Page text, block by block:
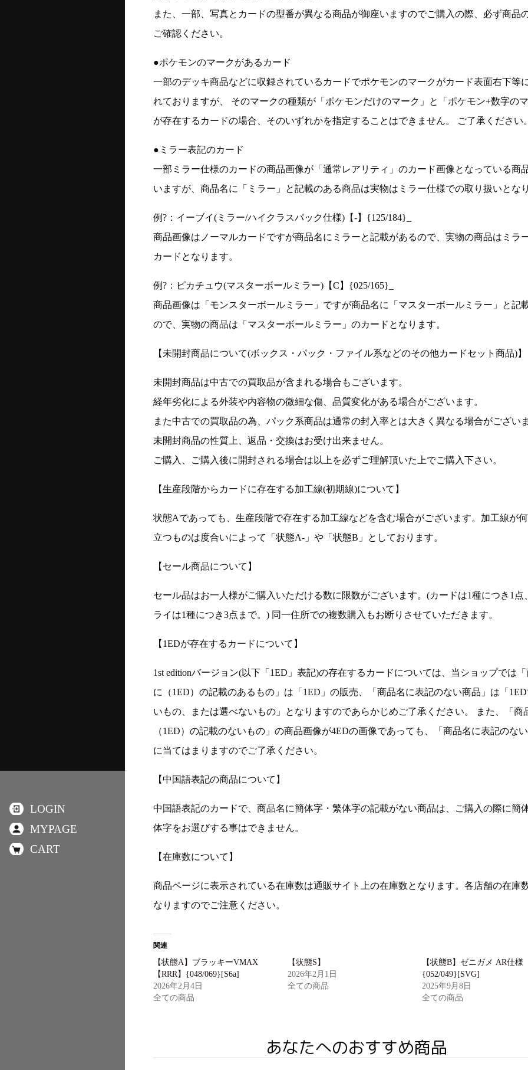
また、一部、写真とカードの型番が異なる商品が御座いますのでご購入の際、必ず商品
ご確認ください。
●ポケモンのマークがあるカード
一部のデッキ商品などに収録されているカードでポケモンのマークがカード表面右下等
れておりますが、 そのマークの種類が「ポケモンだけのマーク」と「ポケモン+数字のマ
が存在するカードの場合、そのいずれかを指定することはできません。 ご了承ください
●ミラー表記のカード
一部ミラー仕様のカードの商品画像が「通常レアリティ」のカード画像となっている商
いますが、商品名に「ミラー」と記載のある商品は実物はミラー仕様での取り扱いとなり
例?：イーブイ(ミラー/ハイクラスパック仕様)【-】{125/184}_
商品画像はノーマルカードですが商品名にミラーと記載があるので、実物の商品はミラ
カードとなります。
例?：ピカチュウ(マスターボールミラー)【C】{025/165}_
商品画像は「モンスターボールミラー」ですが商品名に「マスターボールミラー」と記
ので、実物の商品は「マスターボールミラー」のカードとなります。
【未開封商品について(ボックス・パック・ファイル系などのその他カードセット商品)】
未開封商品は中古での買取品が含まれる場合もございます。
経年劣化による外装や内容物の微細な傷、品質変化がある場合がございます。
また中古での買取品の為、パック系商品は通常の封入率とは大きく異なる場合がございま
未開封商品の性質上、返品・交換はお受け出来ません。
ご購入、ご購入後に開封される場合は以上を必ずご理解頂いた上でご購入下さい。
【生産段階からカードに存在する加工線(初期線)について】
状態Aであっても、生産段階で存在する加工線などを含む場合がございます。加工線が何
立つものは度合いによって「状態A-」や「状態B」としております。
【セール商品について】
セール品はお一人様がご購入いただける数に限数がございます。(カードは1種につき1点
ライは1種につき3点まで。) 同一住所での複数購入もお断りさせていただきます。
【1EDが存在するカードについて】
1st editionバージョン(以下「1ED」表記)の存在するカードについては、当ショップでは「
に（1ED）の記載のあるもの」は「1ED」の販売、「商品名に表記のない商品」は「
いもの、または選べないもの」となりますのであらかじめご了承ください。 また、「商
（1ED）の記載のないもの」の商品画像が4EDの画像であっても、「商品名に表記のない
に当てはまりますのでご了承ください。
【中国語表記の商品について】
中国語表記のカードで、商品名に簡体字・繁体字の記載がない商品は、ご購入の際に簡
体字をお選びする事はできません。
【在庫数について】
商品ページに表示されている在庫数は通販サイト上の在庫数となります。各店舗の在庫
なりますのでご注意ください。
関連
【状態A】ブラッキーVMAX
【RRR】{048/069}[S6a]
2026年2月4日
全ての商品
【状態S】
2026年2月1日
全ての商品
【状態B】ゼニガメ AR仕様
{052/049}[SVG]
2025年9月8日
全ての商品
あなたへのおすすめ商品
LOGIN
MYPAGE
CART